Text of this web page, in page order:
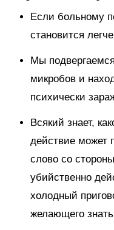
Если больному
становится
Мы
микробов и
психически
Всякий знает,
действие может
слово со
убийственно
холодный
желающего